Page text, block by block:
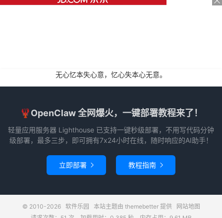
无心忆本失心意，忆心失本心无意。
🦞OpenClaw 全网爆火，一键部署教程来了！
轻量应用服务器 Lighthouse 已支持一键秒级部署，不用写代码分钟
级部署，最多三步，即可拥有7x24小时在线，随时响应的AI助手！
立即部署  教程指南 
© 2010-2026 软件乐园 本站主题由 themebetter提供
网站地图